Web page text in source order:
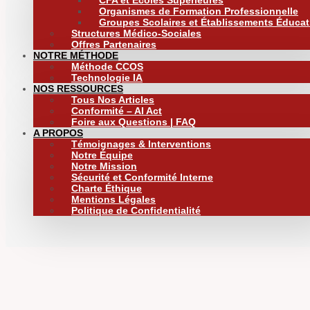
Organismes de Formation Professionnelle
Groupes Scolaires et Établissements
Structures Médico-Sociales
Offres Partenaires
NOTRE MÉTHODE
Méthode CCOS
Technologie IA
NOS RESSOURCES
Tous Nos Articles
Conformité – AI Act
Foire aux Questions | FAQ
A PROPOS
Témoignages & Interventions
Notre Équipe
Notre Mission
Sécurité et Conformité Interne
Charte Éthique
Mentions Légales
Politique de Confidentialité